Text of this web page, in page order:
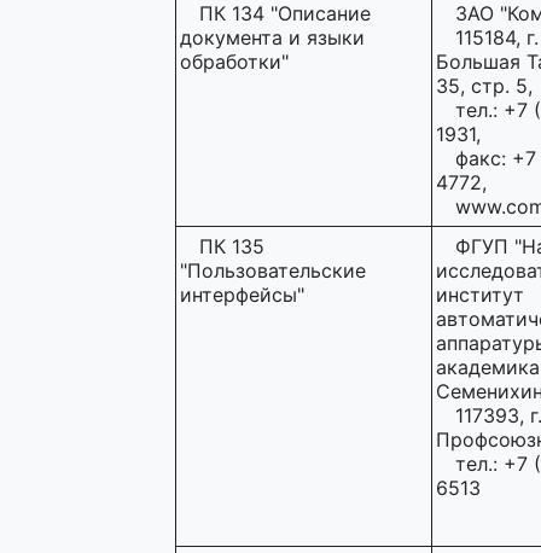
ПК 134 "Описание
документа и языки
обработки"
ЗАО
115184,
Большая
35, стр. 5,
тел.: +7
1931,
факс:
4772,
ПК 135
"Пользовательские
интерфейсы"
ФГУП
институт
117393,
тел.: +7
6513